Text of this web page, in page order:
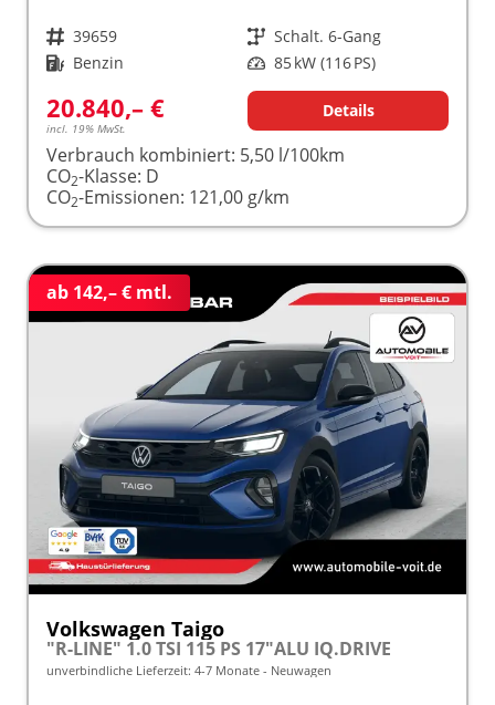
Fahrzeugnr. 39659 Getriebe Schalt. 6-Gang
Kraftstoff Benzin Leistung 85 kW (116 PS)
20.840,– €
incl. 19% MwSt.
Details
Verbrauch kombiniert: 5,50 l/100km
CO2-Klasse: D
CO2-Emissionen: 121,00 g/km
ab 142,– € mtl.
Volkswagen Taigo
"R-LINE" 1.0 TSI 115 PS 17"ALU IQ.DRIVE
unverbindliche Lieferzeit: 4-7 Monate Neuwagen